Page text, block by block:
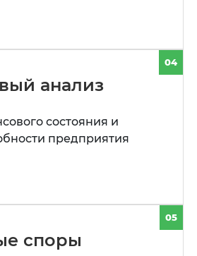
04
анализ
состояния и
предприятия
05
споры